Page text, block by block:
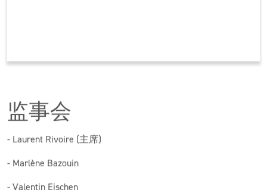
监事会
- Laurent Rivoire (主席)
- Marlène Bazouin
- Valentin Eischen